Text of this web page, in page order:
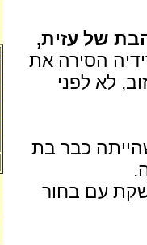
של עזית,
הסירה את
לא לפני
כבר בת
עם בחור